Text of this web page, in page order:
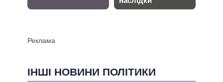
ІНШІ НОВИНИ ПОЛІТИКИ